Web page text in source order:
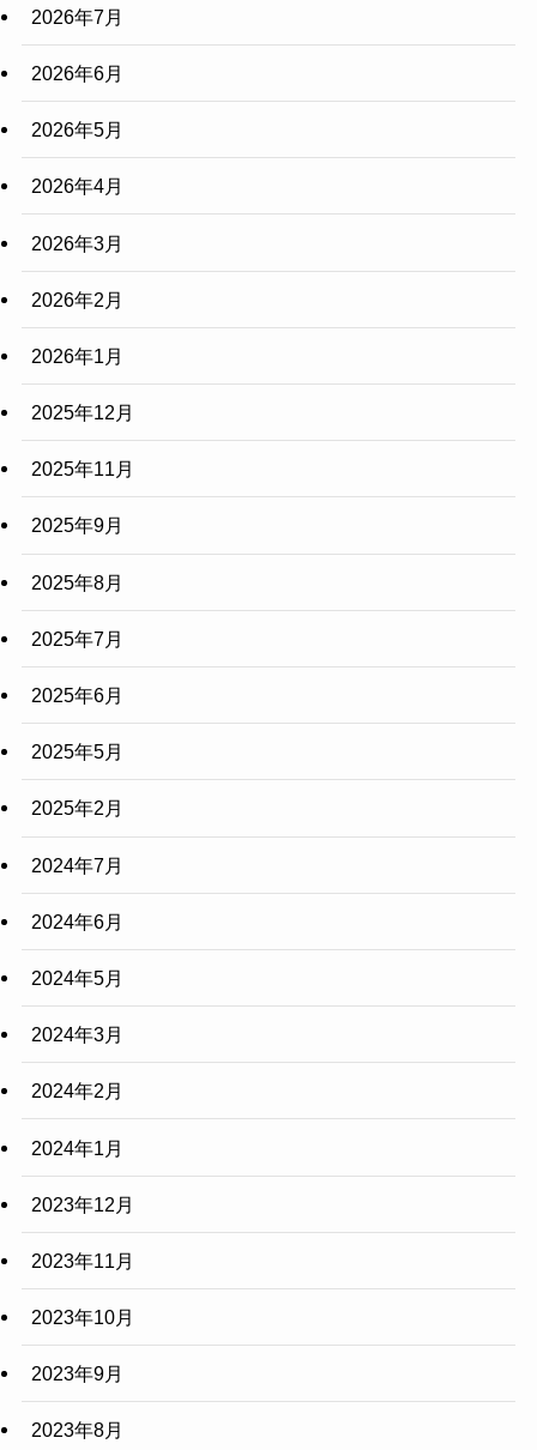
2026年7月
2026年6月
2026年5月
2026年4月
2026年3月
2026年2月
2026年1月
2025年12月
2025年11月
2025年9月
2025年8月
2025年7月
2025年6月
2025年5月
2025年2月
2024年7月
2024年6月
2024年5月
2024年3月
2024年2月
2024年1月
2023年12月
2023年11月
2023年10月
2023年9月
2023年8月